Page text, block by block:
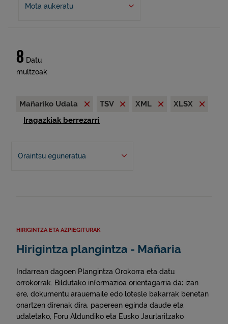
Mota aukeratu
8 Datu
multzoak
Mañariko Udala TSV XML
XLSX
Iragazkiak berrezarri
Oraintsu eguneratua
HIRIGINTZA ETA AZPIEGITURAK
Hirigintza plangintza - Mañaria
Indarrean dagoen Plangintza Orokorra eta datu
orrokorrak. Bildutako informazioa orientagarria da; izan
ere, dokumentu arauemaile edo lotesle bakarrak benetan
onartzen direnak dira, paperean eginda daude eta
udaletako, Foru Aldundiko eta Eusko Jaurlaritzako